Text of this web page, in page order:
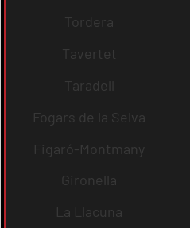
Tordera
Tavertet
Taradell
Fogars de la Selva
Figaró-Montmany
Gironella
La Llacuna